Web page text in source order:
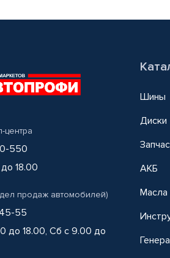
центра
550
18.00
продаж автомобилей)
55
до 18.00, Сб с 9.00 до
Шины
Диски
АКБ
Масла